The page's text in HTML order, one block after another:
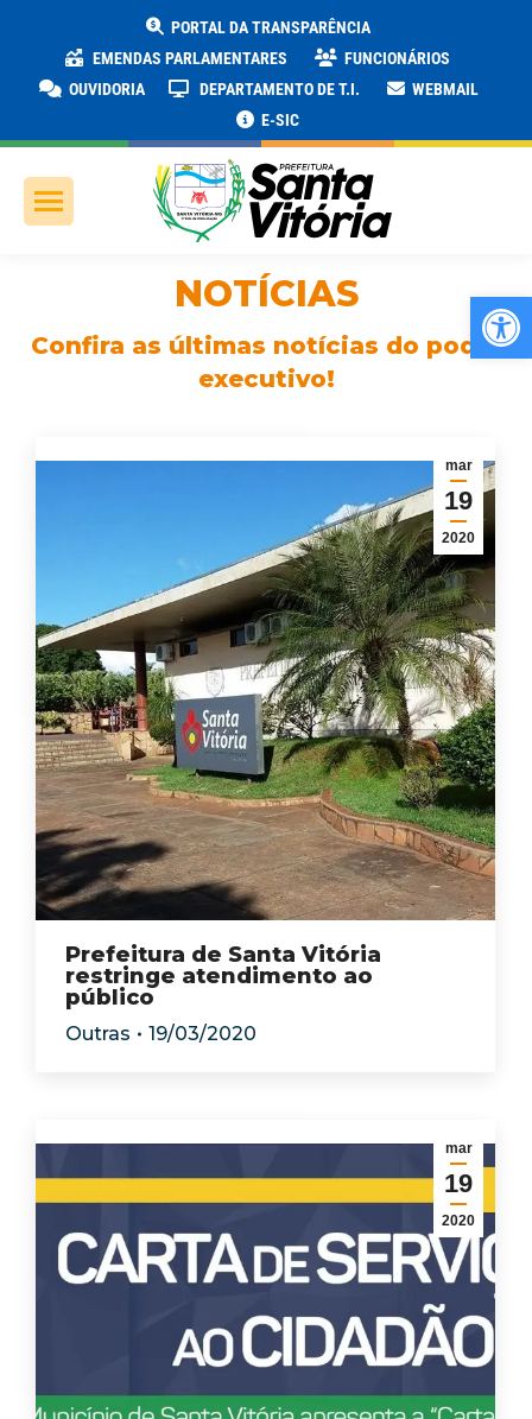
PORTAL DA TRANSPARÊNCIA
EMENDAS PARLAMENTARES
FUNCIONÁRIOS
OUVIDORIA
DEPARTAMENTO DE T.I.
WEBMAIL
E-SIC
NOTÍCIAS
Confira as últimas notícias do poder
executivo!
mar
19
2020
Prefeitura de Santa Vitória
restringe atendimento ao
público
Outras 19/03/2020
mar
19
2020